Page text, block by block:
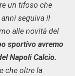
un tifoso che
seguiva il
alle novità del
sportivo avremo
Napoli Calcio.
che oltre la